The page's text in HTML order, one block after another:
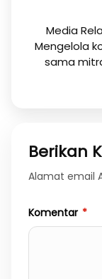
Media
Mengelola
sama
Berikan
Alamat email
Komentar *